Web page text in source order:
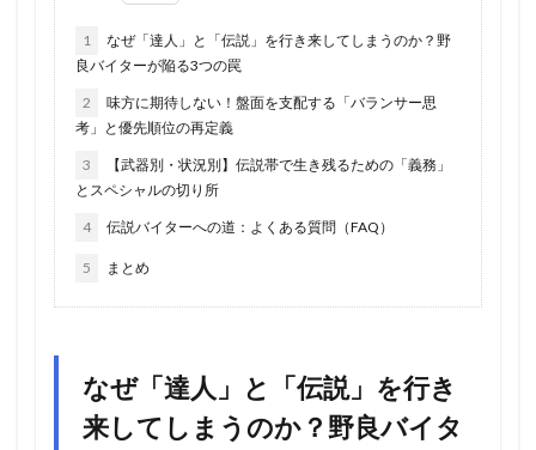
1
なぜ「達人」と「伝説」を行き来してしまうのか？野
良バイターが陥る3つの罠
2
味方に期待しない！盤面を支配する「バランサー思
考」と優先順位の再定義
3
【武器別・状況別】伝説帯で生き残るための「義務」
とスペシャルの切り所
4 伝説バイターへの道：よくある質問（FAQ）
5 まとめ
なぜ「達人」と「伝説」を行き
来してしまうのか？野良バイタ